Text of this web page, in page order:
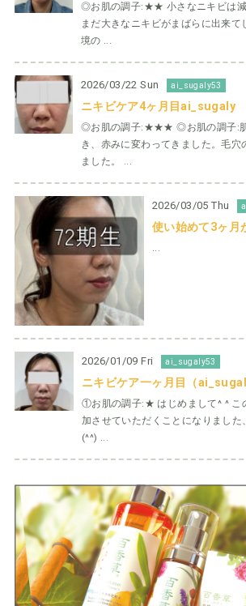
◎お肌の調子:★★ 小さなニキビは減
まだ大きなニキビがまばらに出来
境の ...
2026/03/22 Sun ai_sugaly53
ニキビケア4ヶ月目ai_sugaly
◎お肌の調子:★★★ ◎お肌の調子:肌
き、赤みに変わってきました。毛穴
ました。 ...
2026/03/05 Thu
使い始めて3ヶ月
...
2026/01/09 Fri ai_sugaly53
ニキビケア一ヶ月目（
①お肌の調子:★ はじめまして^ ^ こ
加させていただくことになりまし
(^^) ...